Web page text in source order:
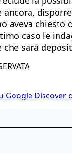
ancora,
aveva
caso le
che sarà
Google Discover